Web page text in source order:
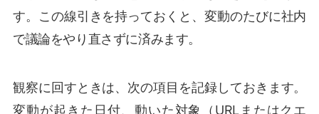
す。この線引きを持っておくと、変動のたびに社内
で議論をやり直さずに済みます。
観察に回すときは、次の項目を記録しておきます。
変動が起きた日付、動いた対象（URLまたはクエ